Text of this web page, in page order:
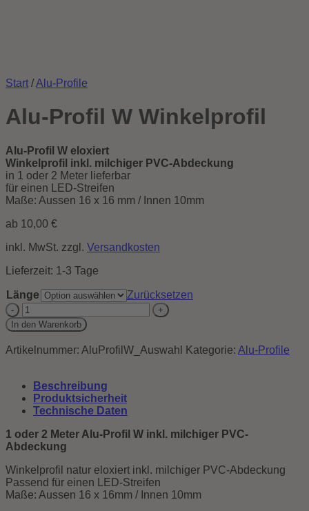
Start /Alu-Profile
Alu-Profil W Winkelprofil
Alu-Profil W eloxiert
Winkelprofil inkl. milchiger PVC-Abdeckung
in 1 oder 2 Meter lieferbar
für einen LED-Streifen
Maße: Aussen 16 x 16 mm / Innen 10mm
ab 10,00 €
inkl. MwSt. zzgl. Versandkosten
Lieferzeit: 1-3 Tage
Länge
Zurücksetzen
Alu-
Profil
W
Winkelprofil
Menge
In den Warenkorb
Artikelnummer: AluProfilW_Auswahl Kategorie: Alu-Profile
Beschreibung
Produktsicherheit
Technische Daten
1 oder 2 Meter Alu-Profil W inkl. milchiger PVC-
Abdeckung
Winkelprofil natur eloxiert inkl. milchiger PVC-Abdeckung
Passend für einen LED-Streifen
Maße: Aussen 16 x 16mm / Innen 10mm